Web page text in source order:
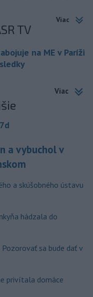
Viac
TV
na ME v Paríži
Viac
7d
a vybuchol v
a skúšobného ústavu
hádzala do
Pozorovať sa bude dať v
privítala domáce